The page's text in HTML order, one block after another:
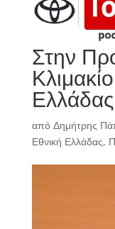
Στην
από Δημήτρης
Εθνική Ελλάδας,